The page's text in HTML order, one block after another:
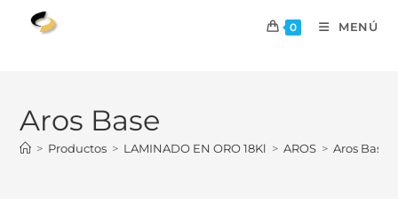
0 MENÚ
Aros Base
> Productos > LAMINADO EN ORO 18Kl > AROS > Aros Base